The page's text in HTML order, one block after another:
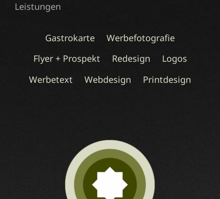
Leistungen
Gastrokarte
Werbefotografie
Flyer + Prospekt
Redesign
Logos
Werbetext
Webdesign Printdesign